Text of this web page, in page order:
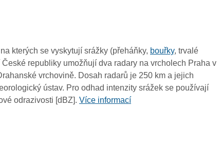
03:50
03:40
03:30
03:20
kterých se vyskytují srážky (přeháňky, bouřky, trvalé
republiky umožňují dva radary na vrcholech Praha v
vrchovině. Dosah radarů je 250 km a jejich
ústav. Pro odhad intenzity srážek se používají
odrazivosti [dBZ].Více informací